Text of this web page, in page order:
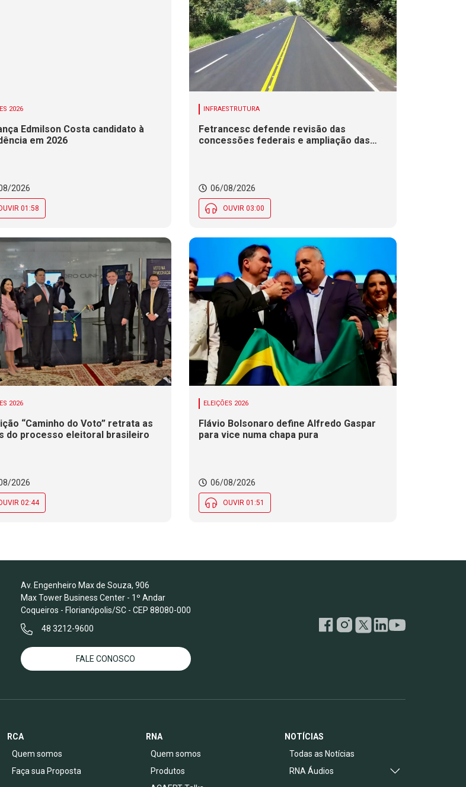
2026
Edmilson Costa candidato à
em 2026
2026
01:58
INFRAESTRUTURA
Fetrancesc defende revisão das
concessões federais e ampliação das
06/08/2026
OUVIR 03:00
2026
“Caminho do Voto” retrata as
do processo eleitoral brasileiro
2026
02:44
ELEIÇÕES 2026
Flávio Bolsonaro define Alfredo Gaspar
para vice numa chapa pura
06/08/2026
OUVIR 01:51
Av. Engenheiro Max de Souza, 906
Max Tower Business Center - 1º Andar
Coqueiros - Florianópolis/SC - CEP 88080-000
48 3212-9600
FALE CONOSCO
RCA
Quem somos
Faça sua Proposta
RNA
Quem somos
Produtos
NOTÍCIAS
Todas as Notícias
RNA Áudios